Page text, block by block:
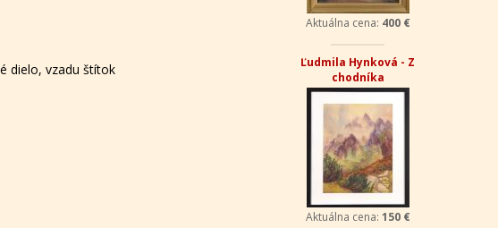
dielo, vzadu štítok
Aktuálna cena: 400 €
Ľudmila Hynková - Z
chodníka
Aktuálna cena: 150 €